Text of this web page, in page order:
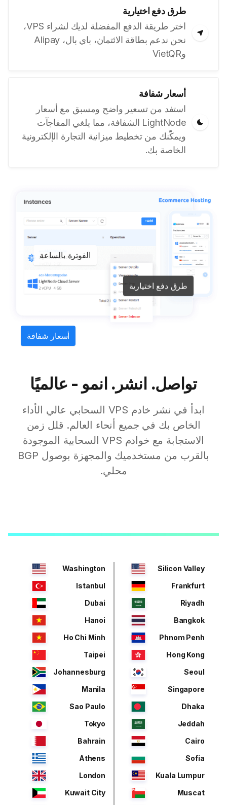
طرق دفع اختيارية
اختر طريقة الدفع المفضلة لديك لشراء VPS،
نحن ندعم بطاقة الائتمان، باي بال، Alipay
وVietQR
أسعار شفافة
استفد من تسعير واضح ومسبق مع أسعار
LightNode الشفافة، مما يلغي المفاجآت
ويمكّنك من تخطيط ميزانية التجارة الإلكترونية
الخاصة بك.
الفوترة بالساعة
طرق دفع اختيارية
أسعار شفافة
تواصل. انشر. انمو - عالميًا
ابدأ في نشر خادم VPS السحابي عالي الأداء
الخاص بك في جميع أنحاء العالم. قلل زمن
الاستجابة مع خوادم VPS السحابية الموجودة
بالقرب من مستخدميك والمجهزة بوصول BGP
محلي.
Silicon Valley
Washington
Frankfurt
Istanbul
Riyadh
Dubai
Bangkok
Hanoi
Phnom Penh
Ho Chi Minh
Hong Kong
Taipei
Seoul
Johannesburg
Singapore
Manila
Dhaka
Sao Paulo
Jeddah
Tokyo
Cairo
Bahrain
Sofia
Athens
Kuala Lumpur
London
Muscat
Kuwait City